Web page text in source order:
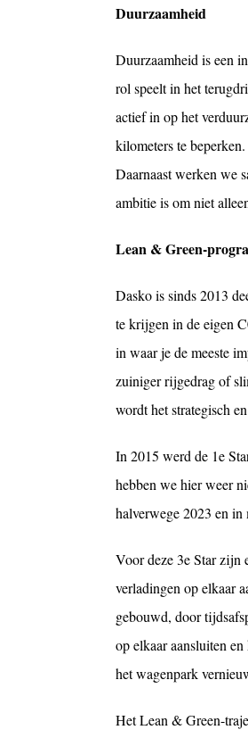
Duurzaamheid
Duurzaamheid is een
rol speelt in het
actief in op het
kilometers te
Daarnaast werken we
ambitie is om niet
Lean & Green-
Dasko is sinds 2013
te krijgen in de eigen
in waar je de meeste
zuiniger rijgedrag of
wordt het strategisch
In 2015 werd de 1e
hebben we hier weer
halverwege 2023 en in
Voor deze 3e Star zijn
verladingen op elkaar
gebouwd, door
op elkaar aansluiten
het wagenpark
Het Lean & Green-